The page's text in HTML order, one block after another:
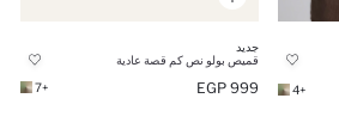
+4
جديد
قميص بولو نص كم قصة عادية
999 EGP
+7